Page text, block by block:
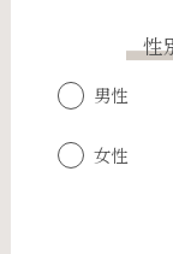
性
男性
女性